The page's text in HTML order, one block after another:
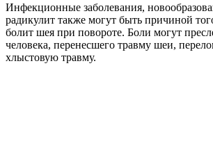
Инфекционные заболевания,
радикулит также могут быть причиной
болит шея при повороте. Боли могут
человека, перенесшего травму шеи,
хлыстовую травму.